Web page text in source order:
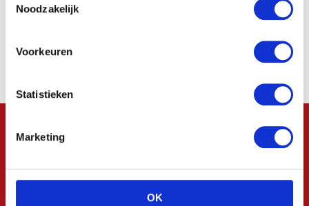
Noodzakelijk
Voorkeuren
Statistieken
Marketing
OK
vraag